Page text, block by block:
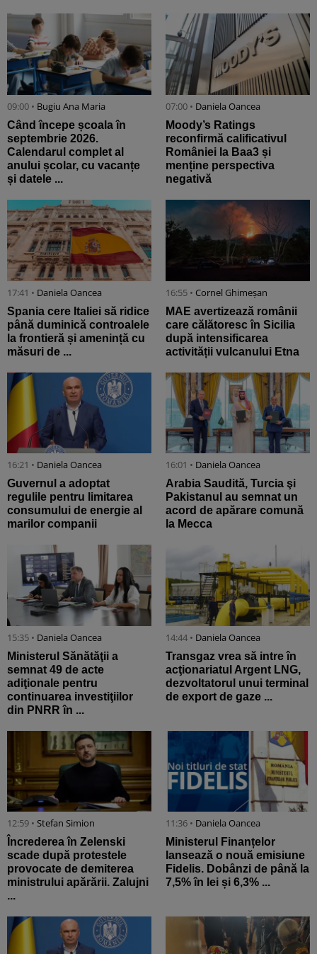
09:00 • Bugiu ⁠Ana Maria
Când începe școala în
septembrie 2026.
Calendarul complet al
anului școlar, cu vacanțe
și datele ...
07:00 • Daniela Oancea
Moody’s Ratings
reconfirmă calificativul
României la Baa3 și
menține perspectiva
negativă
17:41 • Daniela Oancea
Spania cere Italiei să ridice
până duminică controalele
la frontieră și amenință cu
măsuri de ...
16:55 • Cornel Ghimeșan
MAE avertizează românii
care călătoresc în Sicilia
după intensificarea
activității vulcanului Etna
16:21 • Daniela Oancea
Guvernul a adoptat
regulile pentru limitarea
consumului de energie al
marilor companii
16:01 • Daniela Oancea
Arabia Saudită, Turcia şi
Pakistanul au semnat un
acord de apărare comună
la Mecca
15:35 • Daniela Oancea
Ministerul Sănătăţii a
semnat 49 de acte
adiţionale pentru
continuarea investiţiilor
din PNRR în ...
14:44 • Daniela Oancea
Transgaz vrea să intre în
acţionariatul Argent LNG,
dezvoltatorul unui terminal
de export de gaze ...
12:59 • Stefan Simion
Încrederea în Zelenski
scade după protestele
provocate de demiterea
ministrului apărării. Zalujni
...
11:36 • Daniela Oancea
Ministerul Finanțelor
lansează o nouă emisiune
Fidelis. Dobânzi de până la
7,5% în lei și 6,3% ...